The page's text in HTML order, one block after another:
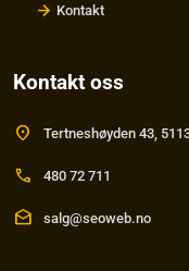
Kontakt
Kontakt oss
location_on Tertneshøyden 43,
call 480 72 711
drafts salg@seoweb.no